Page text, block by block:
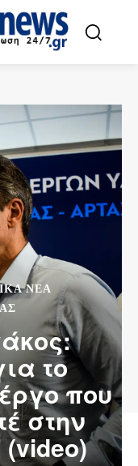
ΝΈΑ
το
που
στην